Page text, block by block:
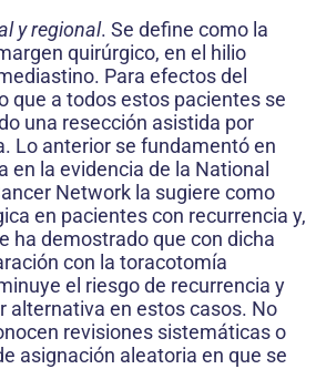
y regional. Se define como la
quirúrgico, en el hilio
Para efectos del
que a todos estos pacientes se
una resección asistida por
Lo anterior se fundamentó en
en la evidencia de la National
Network la sugiere como
en pacientes con recurrencia y,
ha demostrado que con dicha
con la toracotomía
el riesgo de recurrencia y
alternativa en estos casos. No
revisiones sistemáticas o
asignación aleatoria en que se